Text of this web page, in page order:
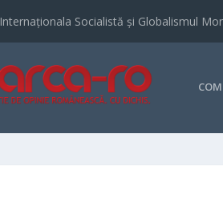
Internaționala Socialistă și Globalismul